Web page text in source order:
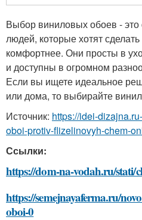
Выбор виниловых обоев -
людей, которые хотят
комфортнее. Они просты в
и доступны в огромном
Если вы ищете идеальное
или дома, то выбирайте
Источник: https://idei-
oboi-protiv-flizelinovyh-chem-
Ссылки:
https://dom-na-vodah.ru/stati/
https://semejnayaferma.ru/
oboi-0